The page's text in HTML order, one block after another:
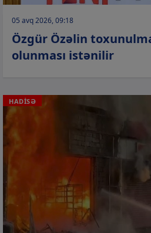
05 avq 2026, 09:18
Özgür Özəlin
olunması istənilir
HADİSƏ